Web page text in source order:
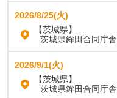
2026/8/25(火)
【茨城県】
茨城県鉾田合同庁舎
2026/9/1(火)
【茨城県】
茨城県鉾田合同庁舎